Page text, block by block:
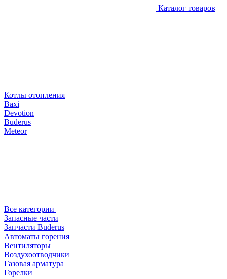
Каталог товаров
Котлы отопления
Baxi
Devotion
Buderus
Meteor
Все категории
Запасные части
Запчасти Buderus
Автоматы горения
Вентиляторы
Воздухоотводчики
Газовая арматура
Горелки